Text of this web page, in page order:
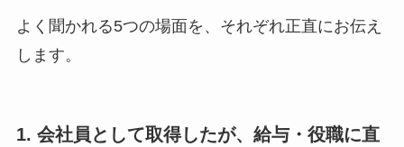
よく聞かれる5つの場面を、それぞれ正直にお伝え
します。
1. 会社員として取得したが、給与・役職に直